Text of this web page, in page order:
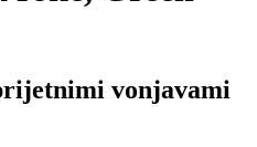
vonjavami